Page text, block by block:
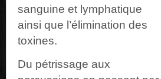
sanguine et lymphatique
ainsi que l’élimination des
toxines.
Du pétrissage aux